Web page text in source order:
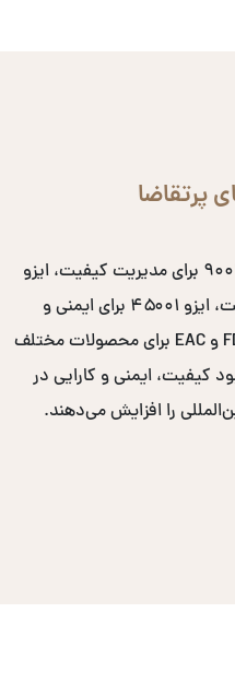
پرتقاضا
گواهینامه‌های پرتقاضا شامل ایزو ۹۰۰۱ برای مدیریت کیفیت، ایزو
۱۴۰۰۱ برای مدیریت محیط زیست، ایزو ۴۵۰۰۱ برای ایمنی و
بهداشت شغلی، و گواهینامه‌های FDA و EAC برای محصولات مختلف
کیفیت، ایمنی و کارایی در
را افزایش می‌دهند.